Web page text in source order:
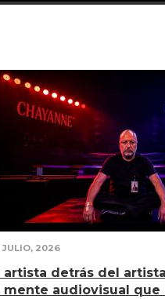
JULIO, 2026
artista detrás del
mente audiovisual que